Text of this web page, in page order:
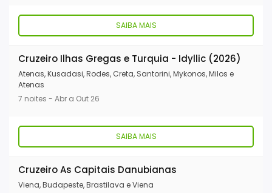
SAIBA MAIS
Cruzeiro Ilhas Gregas e Turquia - Idyllic (2026)
Atenas, Kusadasi, Rodes, Creta, Santorini, Mykonos, Milos e
Atenas
7 noites - Abr a Out 26
SAIBA MAIS
Cruzeiro As Capitais Danubianas
Viena, Budapeste, Brastilava e Viena